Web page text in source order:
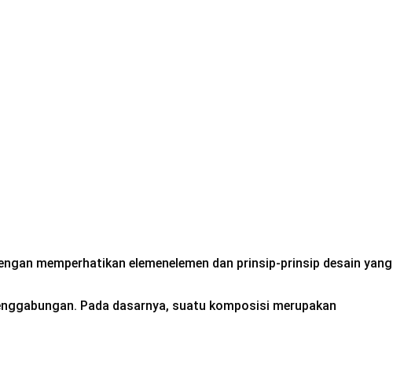
memperhatikan elemenelemen dan prinsip-prinsip desain yang
Pada dasarnya, suatu komposisi merupakan